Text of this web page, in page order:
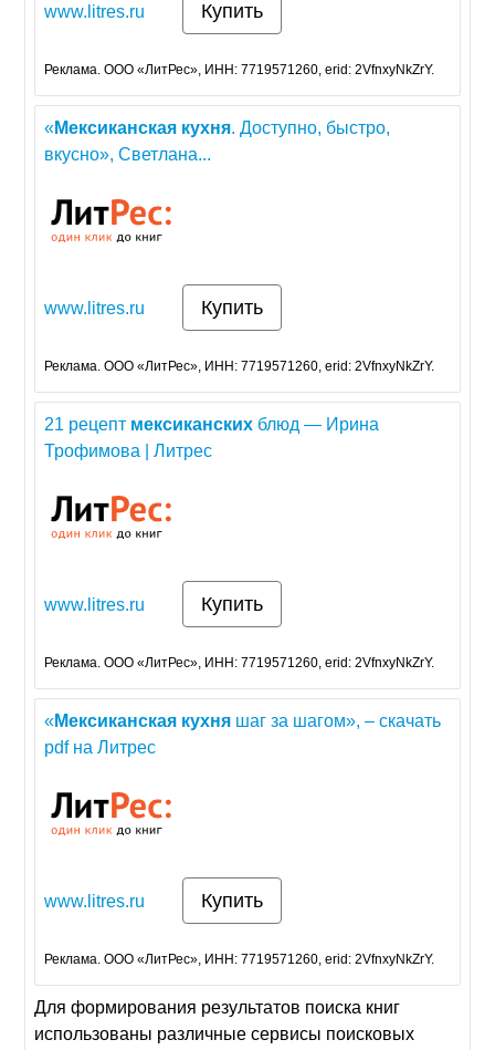
www.litres.ru Купить
Реклама. ООО «ЛитРес», ИНН: 7719571260, erid: 2VfnxyNkZrY.
«Мексиканская кухня. Доступно, быстро,
вкусно», Светлана...
www.litres.ru Купить
Реклама. ООО «ЛитРес», ИНН: 7719571260, erid: 2VfnxyNkZrY.
21 рецепт мексиканских блюд — Ирина
Трофимова | Литрес
www.litres.ru Купить
Реклама. ООО «ЛитРес», ИНН: 7719571260, erid: 2VfnxyNkZrY.
«Мексиканская кухня шаг за шагом», – скачать
pdf на Литрес
www.litres.ru Купить
Реклама. ООО «ЛитРес», ИНН: 7719571260, erid: 2VfnxyNkZrY.
Для формирования результатов поиска книг
использованы различные сервисы поисковых